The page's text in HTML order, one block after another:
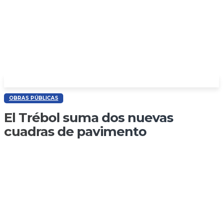
OBRAS PÚBLICAS
El Trébol suma dos nuevas
cuadras de pavimento